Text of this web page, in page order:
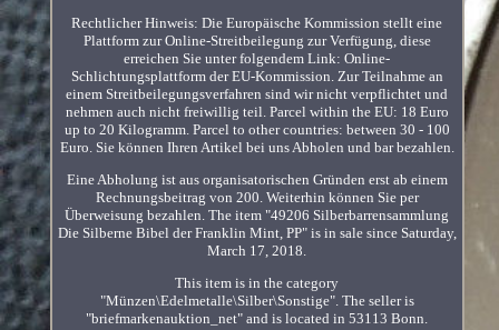
Rechtlicher Hinweis: Die Europäische Kommission stellt eine
Plattform zur Online-Streitbeilegung zur Verfügung, diese
erreichen Sie unter folgendem Link: Online-
Schlichtungsplattform der EU-Kommission. Zur Teilnahme an
einem Streitbeilegungsverfahren sind wir nicht verpflichtet und
nehmen auch nicht freiwillig teil. Parcel within the EU: 18 Euro
up to 20 Kilogramm. Parcel to other countries: between 30 - 100
Euro. Sie können Ihren Artikel bei uns Abholen und bar bezahlen.
Eine Abholung ist aus organisatorischen Gründen erst ab einem
Rechnungsbeitrag von 200. Weiterhin können Sie per
Überweisung bezahlen. The item "49206 Silberbarrensammlung
Die Silberne Bibel der Franklin Mint, PP" is in sale since Saturday,
March 17, 2018.
This item is in the category
"Münzen\Edelmetalle\Silber\Sonstige". The seller is
"briefmarkenauktion_net" and is located in 53113 Bonn.